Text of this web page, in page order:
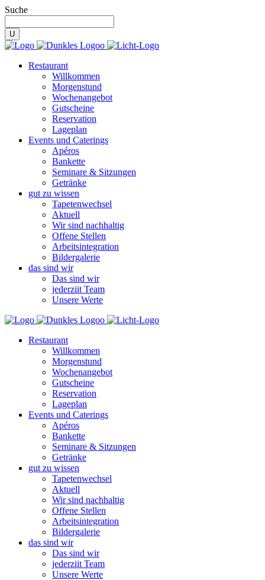
Suche
Restaurant
Willkommen
Morgenstund
Wochenangebot
Gutscheine
Reservation
Lageplan
Events und Caterings
Apéros
Bankette
Seminare & Sitzungen
Getränke
gut zu wissen
Tapetenwechsel
Aktuell
Wir sind nachhaltig
Offene Stellen
Arbeitsintegration
Bildergalerie
das sind wir
Das sind wir
jederziit Team
Unsere Werte
Restaurant
Willkommen
Morgenstund
Wochenangebot
Gutscheine
Reservation
Lageplan
Events und Caterings
Apéros
Bankette
Seminare & Sitzungen
Getränke
gut zu wissen
Tapetenwechsel
Aktuell
Wir sind nachhaltig
Offene Stellen
Arbeitsintegration
Bildergalerie
das sind wir
Das sind wir
jederziit Team
Unsere Werte